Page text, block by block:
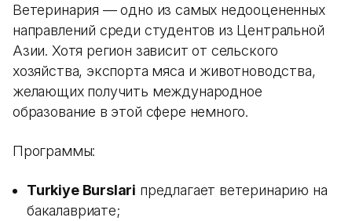
Ветеринария — одно из самых недооцененных
направлений среди студентов из Центральной
Азии. Хотя регион зависит от сельского
хозяйства, экспорта мяса и животноводства,
желающих получить международное
образование в этой сфере немного.
Программы:
Turkiye Burslari предлагает ветеринарию на
бакалавриате;